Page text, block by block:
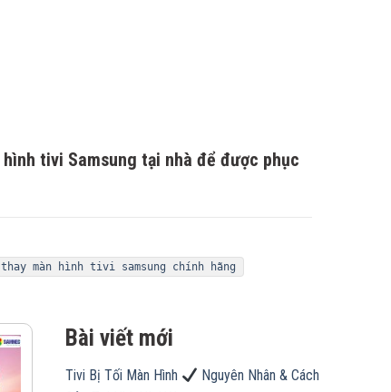
tivi Samsung tại nhà để được phục
màn hình tivi samsung chính hãng
Bài viết mới
Tivi Bị Tối Màn Hình
Nguyên Nhân & Cách